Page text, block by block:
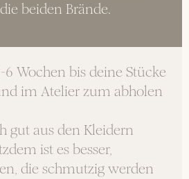
beiden Brände.
6 Wochen bis deine Stücke
im Atelier zum abholen
gut aus den Kleidern
ist es besser,
die schmutzig werden